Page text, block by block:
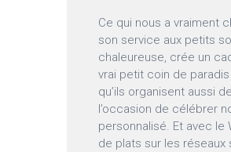
Ce qui nous a vraiment
son service aux petits
chaleureuse, crée un
vrai petit coin de
qu’ils organisent aussi
l’occasion de célébrer
personnalisé. Et avec le
de plats sur les réseaux